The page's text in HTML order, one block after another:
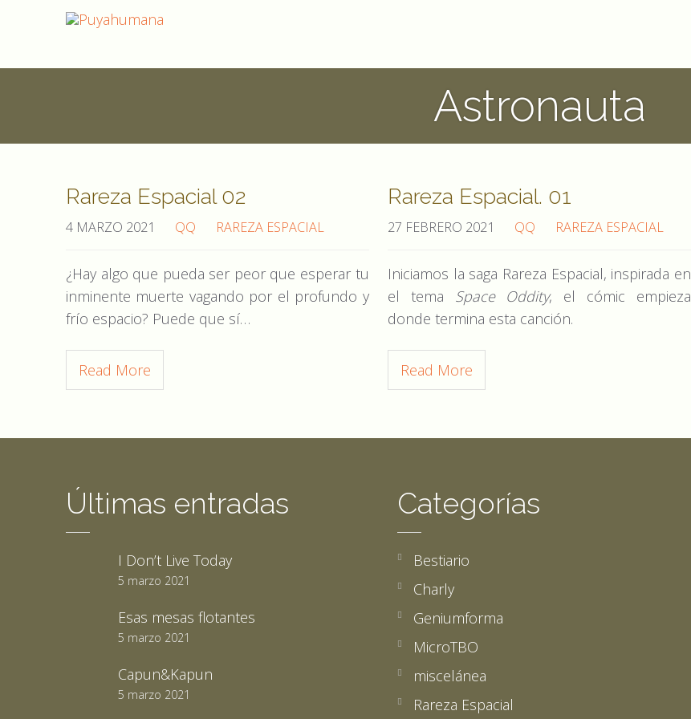
Astronauta
Rareza Espacial 02
4 MARZO 2021 QQ RAREZA ESPACIAL
¿Hay algo que pueda ser peor que esperar tu
inminente muerte vagando por el profundo y
frío espacio? Puede que sí…
Read More
Rareza Espacial. 01
27 FEBRERO 2021 QQ RAREZA ESPACIAL
Iniciamos la saga Rareza Espacial, inspirada en
el tema Space Oddity, el cómic empieza
donde termina esta canción.
Read More
Últimas entradas
I Don’t Live Today
5 marzo 2021
Esas mesas flotantes
5 marzo 2021
Capun&Kapun
5 marzo 2021
Categorías
Bestiario
Charly
Geniumforma
MicroTBO
miscelánea
Rareza Espacial